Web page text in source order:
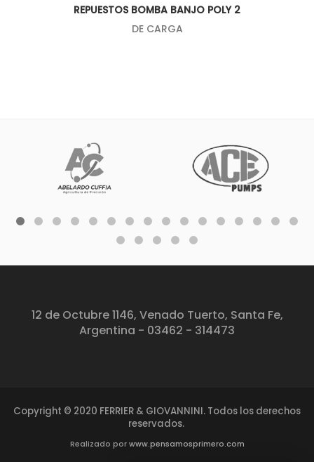
REPUESTOS BOMBA BANJO POLY 2
DE CARGA
12 de Octubre 1146, Venado Tuerto, Santa Fe,
Argentina - 03462 - 314473
Copyright © 2020 FERRIER & GIOVANNINI. Todos los derechos
reservados.
Realizado por www.pensamosprimero.com